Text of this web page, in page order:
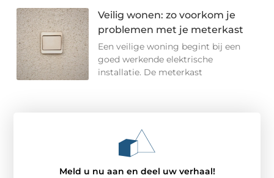
Veilig wonen: zo voorkom je
problemen met je meterkast
Een veilige woning begint bij een
goed werkende elektrische
installatie. De meterkast
Meld u nu aan en deel uw verhaal!